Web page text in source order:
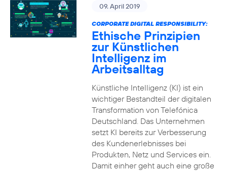
09. April 2019
CORPORATE DIGITAL RESPONSIBILITY:
Ethische Prinzipien
zur Künstlichen
Intelligenz im
Arbeitsalltag
Künstliche Intelligenz (KI) ist ein
wichtiger Bestandteil der digitalen
Transformation von Telefónica
Deutschland. Das Unternehmen
setzt KI bereits zur Verbesserung
des Kundenerlebnisses bei
Produkten, Netz und Services ein.
Damit einher geht auch eine große